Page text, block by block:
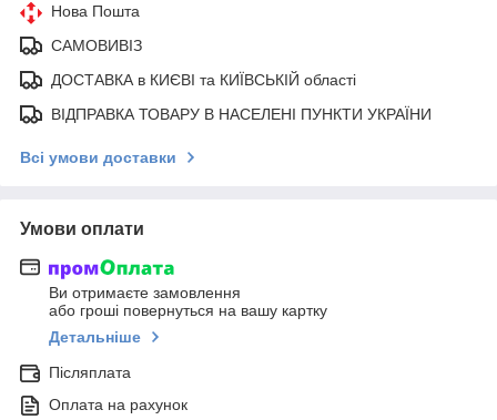
Нова Пошта
САМОВИВІЗ
ДОСТАВКА в КИЄВІ та КИЇВСЬКІЙ області
ВІДПРАВКА ТОВАРУ В НАСЕЛЕНІ ПУНКТИ УКРАЇНИ
Всі умови доставки
Умови оплати
Ви отримаєте замовлення
або гроші повернуться на вашу картку
Детальніше
Післяплата
Оплата на рахунок